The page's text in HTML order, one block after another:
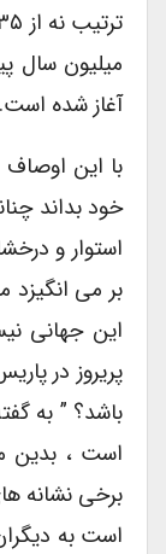
میلیون سال
آغاز شده است.
با این اوصاف
خود بداند
استوار و
بر می انگیزد
این جهانی
باشد؟ ” به
است ، بدین
برخی نشانه
است به